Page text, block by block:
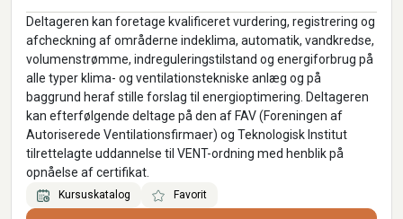
Deltageren kan foretage kvalificeret vurdering, registrering og
afcheckning af områderne indeklima, automatik, vandkredse,
volumenstrømme, indreguleringstilstand og energiforbrug på
alle typer klima- og ventilationstekniske anlæg og på
baggrund heraf stille forslag til energioptimering. Deltageren
kan efterfølgende deltage på den af FAV (Foreningen af
Autoriserede Ventilationsfirmaer) og Teknologisk Institut
tilrettelagte uddannelse til VENT-ordning med henblik på
opnåelse af certifikat.
Kursuskatalog Favorit